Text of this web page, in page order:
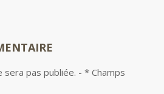
pas publiée. - * Champs